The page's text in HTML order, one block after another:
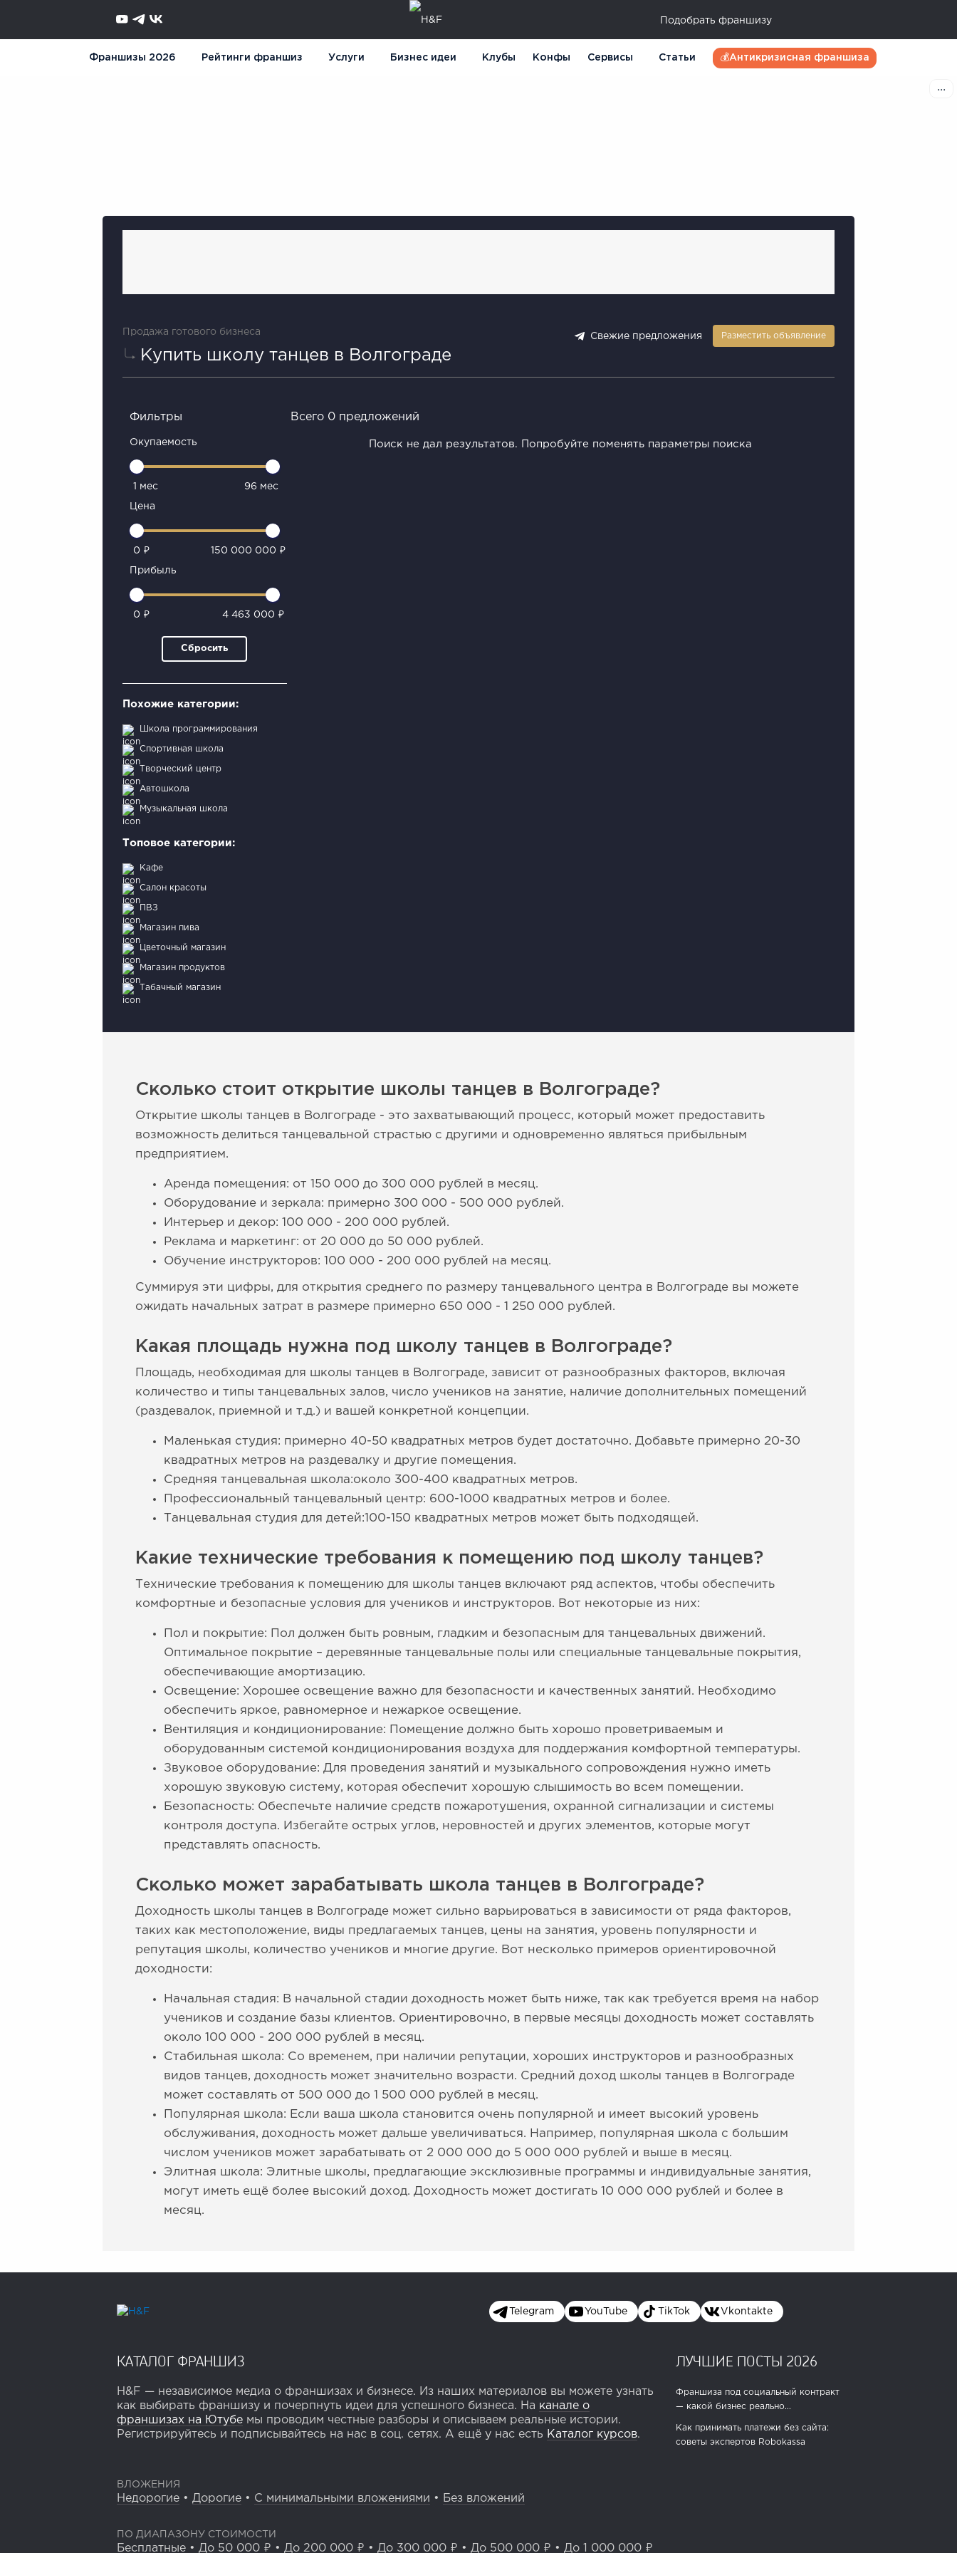
Подобрать франшизу
Франшизы 2026 Рейтинги франшиз Услуги Бизнес идеи Клубы Конфы Сервисы Статьи 💰Антикризисная франшиза
Продажа готового бизнеса
Купить школу танцев в Волгограде
Свежие предложения Разместить объявление
Фильтры
Окупаемость
1 мес 96 мес
Цена
0 ₽ 150 000 000 ₽
Прибыль
0 ₽ 4 463 000 ₽
Сбросить
Похожие категории:
Школа программирования
Спортивная школа
Творческий центр
Автошкола
Музыкальная школа
Топовое категории:
Кафе
Салон красоты
ПВЗ
Магазин пива
Цветочный магазин
Магазин продуктов
Табачный магазин
Всего 0 предложений
Поиск не дал результатов. Попробуйте поменять параметры поиска
Сколько стоит открытие школы танцев в Волгограде?
Открытие школы танцев в Волгограде - это захватывающий процесс, который может предоставить
возможность делиться танцевальной страстью с другими и одновременно являться прибыльным
предприятием.
Аренда помещения: от 150 000 до 300 000 рублей в месяц.
Оборудование и зеркала: примерно 300 000 - 500 000 рублей.
Интерьер и декор: 100 000 - 200 000 рублей.
Реклама и маркетинг: от 20 000 до 50 000 рублей.
Обучение инструкторов: 100 000 - 200 000 рублей на месяц.
Суммируя эти цифры, для открытия среднего по размеру танцевального центра в Волгограде вы можете
ожидать начальных затрат в размере примерно 650 000 - 1 250 000 рублей.
Какая площадь нужна под школу танцев в Волгограде?
Площадь, необходимая для школы танцев в Волгограде, зависит от разнообразных факторов, включая
количество и типы танцевальных залов, число учеников на занятие, наличие дополнительных помещений
(раздевалок, приемной и т.д.) и вашей конкретной концепции.
Маленькая студия: примерно 40-50 квадратных метров будет достаточно. Добавьте примерно 20-30
квадратных метров на раздевалку и другие помещения.
Средняя танцевальная школа:около 300-400 квадратных метров.
Профессиональный танцевальный центр: 600-1000 квадратных метров и более.
Танцевальная студия для детей:100-150 квадратных метров может быть подходящей.
Какие технические требования к помещению под школу танцев?
Технические требования к помещению для школы танцев включают ряд аспектов, чтобы обеспечить
комфортные и безопасные условия для учеников и инструкторов. Вот некоторые из них:
Пол и покрытие: Пол должен быть ровным, гладким и безопасным для танцевальных движений.
Оптимальное покрытие – деревянные танцевальные полы или специальные танцевальные покрытия,
обеспечивающие амортизацию.
Освещение: Хорошее освещение важно для безопасности и качественных занятий. Необходимо
обеспечить яркое, равномерное и нежаркое освещение.
Вентиляция и кондиционирование: Помещение должно быть хорошо проветриваемым и
оборудованным системой кондиционирования воздуха для поддержания комфортной температуры.
Звуковое оборудование: Для проведения занятий и музыкального сопровождения нужно иметь
хорошую звуковую систему, которая обеспечит хорошую слышимость во всем помещении.
Безопасность: Обеспечьте наличие средств пожаротушения, охранной сигнализации и системы
контроля доступа. Избегайте острых углов, неровностей и других элементов, которые могут
представлять опасность.
Сколько может зарабатывать школа танцев в Волгограде?
Доходность школы танцев в Волгограде может сильно варьироваться в зависимости от ряда факторов,
таких как местоположение, виды предлагаемых танцев, цены на занятия, уровень популярности и
репутация школы, количество учеников и многие другие. Вот несколько примеров ориентировочной
доходности:
Начальная стадия: В начальной стадии доходность может быть ниже, так как требуется время на набор
учеников и создание базы клиентов. Ориентировочно, в первые месяцы доходность может составлять
около 100 000 - 200 000 рублей в месяц.
Стабильная школа: Со временем, при наличии репутации, хороших инструкторов и разнообразных
видов танцев, доходность может значительно возрасти. Средний доход школы танцев в Волгограде
может составлять от 500 000 до 1 500 000 рублей в месяц.
Популярная школа: Если ваша школа становится очень популярной и имеет высокий уровень
обслуживания, доходность может дальше увеличиваться. Например, популярная школа с большим
числом учеников может зарабатывать от 2 000 000 до 5 000 000 рублей и выше в месяц.
Элитная школа: Элитные школы, предлагающие эксклюзивные программы и индивидуальные занятия,
могут иметь ещё более высокий доход. Доходность может достигать 10 000 000 рублей и более в
месяц.
Telegram YouTube TikTok Vkontakte
КАТАЛОГ ФРАНШИЗ
H&F — независимое медиа о франшизах и бизнесе. Из наших материалов вы можете узнать
как выбирать франшизу и почерпнуть идеи для успешного бизнеса. На канале о
франшизах на Ютубе мы проводим честные разборы и описываем реальные истории.
Регистрируйтесь и подписывайтесь на нас в соц. сетях. А ещё у нас есть Каталог курсов.
ЛУЧШИЕ ПОСТЫ 2026
Франшиза под социальный контракт
— какой бизнес реально...
Как принимать платежи без сайта:
советы экспертов Robokassa
ВЛОЖЕНИЯ
Недорогие • Дорогие • С минимальными вложениями • Без вложений
ПО ДИАПАЗОНУ СТОИМОСТИ
Бесплатные • До 50 000 ₽ • До 200 000 ₽ • До 300 000 ₽ • До 500 000 ₽ • До 1 000 000 ₽